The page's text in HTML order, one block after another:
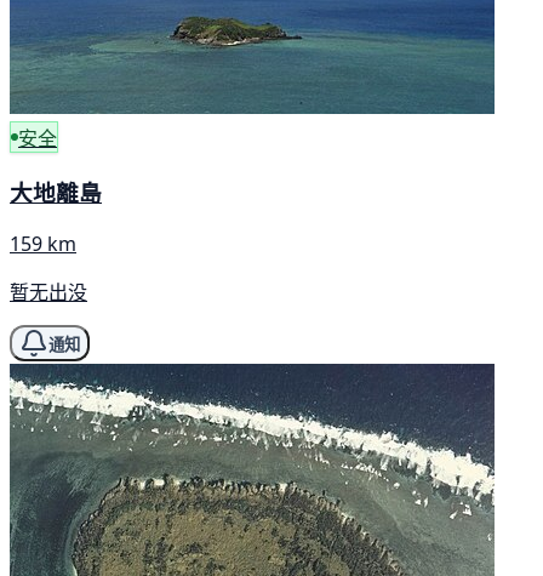
安全
大地離島
159 km
暂无出没
通知